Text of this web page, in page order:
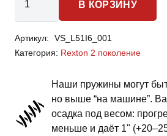
товара
Rexton
2
пружины
задней
В КОРЗИНУ
Артикул:
VS_L51I6_001
Категория: Rexton 2 поколение
Наши пружины могут
но выше “на машине”.
осадка под весом:
меньше и даёт 1"